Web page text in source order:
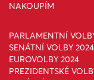
NAKOUPÍM
PARLAMENTNÍ
SENÁTNÍ VOLBY 2024
EUROVOLBY 2024
PREZIDENTSKÉ